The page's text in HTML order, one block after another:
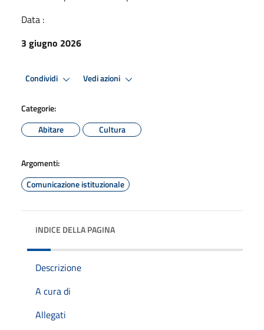
Data :
3 giugno 2026
Condividi Vedi azioni
Categorie:
Abitare
Cultura
Argomenti:
Comunicazione istituzionale
INDICE DELLA PAGINA
Descrizione
A cura di
Allegati